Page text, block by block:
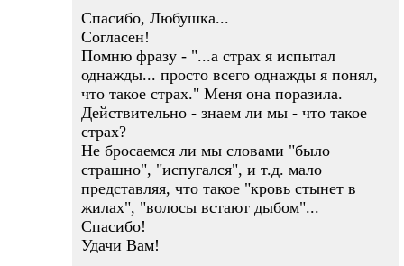
Спасибо, Любушка...
Согласен!
Помню фразу - "...а страх я испытал
однажды... просто всего однажды я понял,
что такое страх." Меня она поразила.
Действительно - знаем ли мы - что такое
страх?
Не бросаемся ли мы словами "было
страшно", "испугался", и т.д. мало
представляя, что такое "кровь стынет в
жилах", "волосы встают дыбом"...
Спасибо!
Удачи Вам!